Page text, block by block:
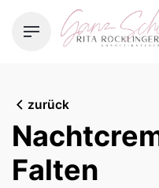
zurück
Falten